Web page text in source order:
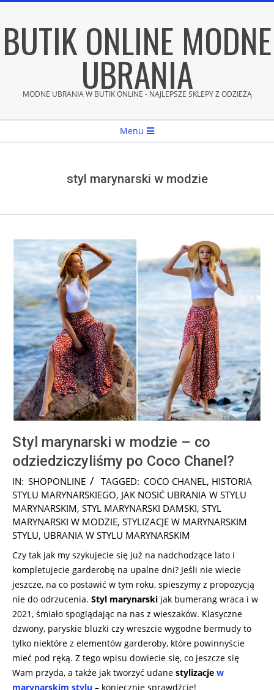
content
BUTIK ONLINE MODNE
UBRANIA
MODNE UBRANIA W BUTIK ONLINE - NAJLEPSZE SKLEPY Z ODZIEŻĄ
Menu
styl marynarski w modzie
Styl marynarski w modzie – co
odziedziczyliśmy po Coco Chanel?
2025-
08-
05
IN: SHOPONLINE TAGGED: COCO CHANEL, HISTORIA
STYLU MARYNARSKIEGO, JAK NOSIĆ UBRANIA W STYLU
MARYNARSKIM, STYL MARYNARSKI DAMSKI, STYL
MARYNARSKI W MODZIE, STYLIZACJE W MARYNARSKIM
STYLU, UBRANIA W STYLU MARYNARSKIM
Czy tak jak my szykujecie się już na nadchodzące lato i
kompletujecie garderobę na upalne dni? Jeśli nie wiecie
jeszcze, na co postawić w tym roku, spieszymy z propozycją
nie do odrzucenia. Styl marynarski jak bumerang wraca i w
2021, śmiało spoglądając na nas z wieszaków. Klasyczne
dzwony, paryskie bluzki czy wreszcie wygodne bermudy to
tylko niektóre z elementów garderoby, które powinnyście
mieć pod ręką. Z tego wpisu dowiecie się, co jeszcze się
Wam przyda, a także jak tworzyć udane stylizacje w
marynarskim stylu – koniecznie sprawdźcie!